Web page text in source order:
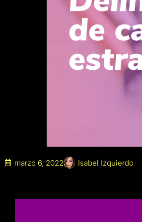
marzo 6, 2022 Isabel Izquierdo